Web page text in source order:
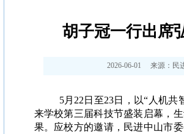
胡子冠一行出席
2026-06-01 来源： 民
5月22日至23日，以“人机
来学校第三届科技节盛装启幕，
果。应校方的邀请，民进中山市